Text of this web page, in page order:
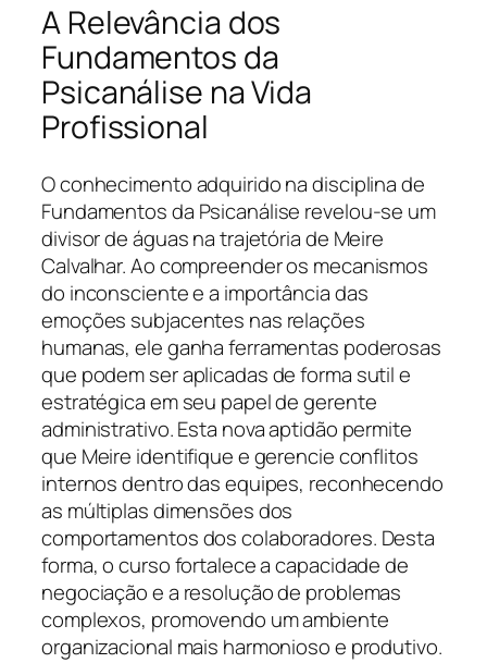
A Relevância dos
Fundamentos da
Psicanálise na Vida
Profissional
O conhecimento adquirido na disciplina de
Fundamentos da Psicanálise revelou-se um
divisor de águas na trajetória de Meire
Calvalhar. Ao compreender os mecanismos
do inconsciente e a importância das
emoções subjacentes nas relações
humanas, ele ganha ferramentas poderosas
que podem ser aplicadas de forma sutil e
estratégica em seu papel de gerente
administrativo. Esta nova aptidão permite
que Meire identifique e gerencie conflitos
internos dentro das equipes, reconhecendo
as múltiplas dimensões dos
comportamentos dos colaboradores. Desta
forma, o curso fortalece a capacidade de
negociação e a resolução de problemas
complexos, promovendo um ambiente
organizacional mais harmonioso e produtivo.